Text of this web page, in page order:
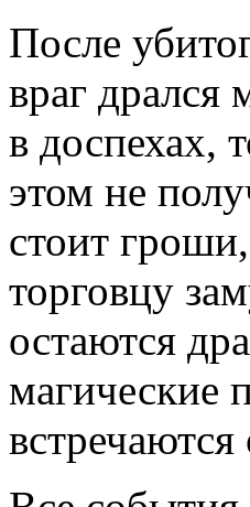
После
враг дрался
в доспехах,
этом не
стоит
торговцу
остаются
магические
встречаются